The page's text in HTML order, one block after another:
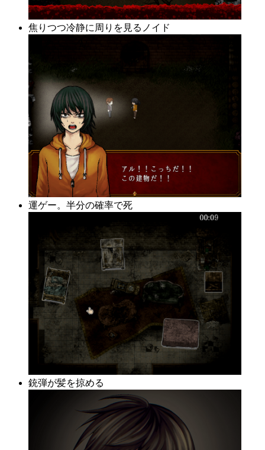
焦りつつ冷静に周りを見るノイド
運ゲー。半分の確率で死
銃弾が髪を掠める